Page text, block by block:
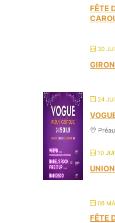
FÊTE
30
24
10
06
FÊTE